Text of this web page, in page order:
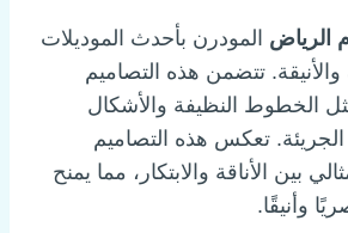
الرياض المودرن بأحدث الموديلات
والأنيقة. تتضمن هذه التصاميم
الخطوط النظيفة والأشكال
الجريئة. تعكس هذه التصاميم
بين الأناقة والابتكار، مما يمنح
وأنيقًا.